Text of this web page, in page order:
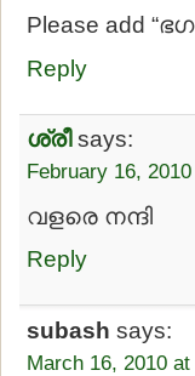
Please add
Reply
ശ്രീ says:
February 16,
വളരെ നന്ദി
Reply
subash says:
March 16, 2010